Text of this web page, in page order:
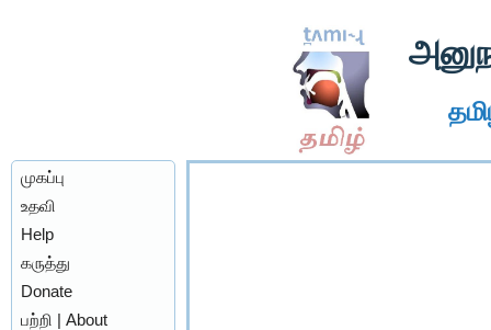
முகப்பு
உதவி
Help
கருத்து
Donate
பற்றி | About